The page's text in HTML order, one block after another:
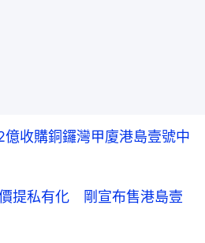
收購銅鑼灣甲廈港島壹號中
提私有化 剛宣布售港島壹